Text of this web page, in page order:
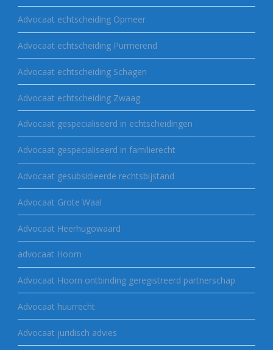
Advocaat echtscheiding Opmeer
Advocaat echtscheiding Purmerend
Advocaat echtscheiding Schagen
Advocaat echtscheiding Zwaag
Advocaat gespecialiseerd in echtscheidingen
Advocaat gespecialiseerd in familierecht
Advocaat gesubsidieerde rechtsbijstand
Advocaat Grote Waal
Advocaat Heerhugowaard
advocaat Hoorn
Advocaat Hoorn ontbinding geregistreerd partnerschap
Advocaat huurrecht
Advocaat juridisch advies